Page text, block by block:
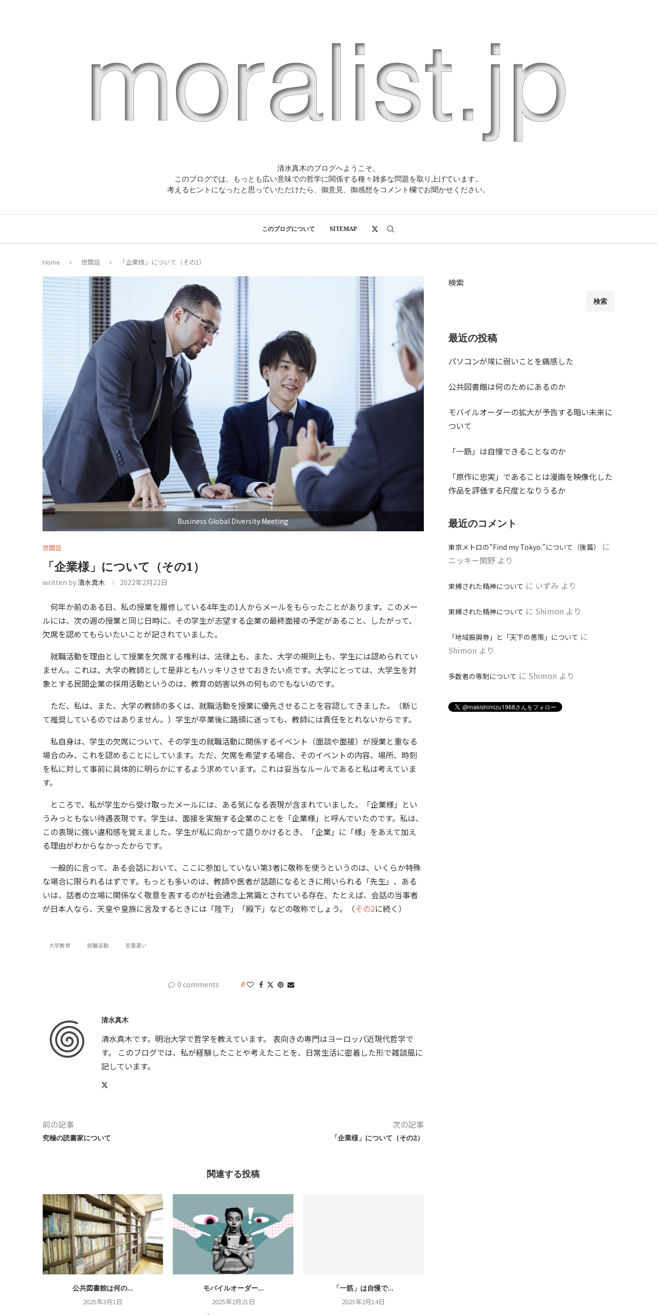
清水真木のブログへようこそ。
このブログでは、もっとも広い意味での哲学に関係する種々雑多な問題を取り上げています。
考えるヒントになったと思っていただけたら、御意見、御感想をコメント欄でお聞かせください。
このブログについて SITEMAP
Home 世間話 「企業様」について（その1）
Business Global Diversity Meeting
世間話
「企業様」について（その1）
written by清水真木 2022年2月22日
何年か前のある日、私の授業を履修している4年生の1人からメールをもらったことがあります。このメー
ルには、次の週の授業と同じ日時に、その学生が志望する企業の最終面接の予定があること、したがって、
欠席を認めてもらいたいことが記されていました。
就職活動を理由として授業を欠席する権利は、法律上も、また、大学の規則上も、学生には認められてい
ません。これは、大学の教師として是非ともハッキリさせておきたい点です。大学にとっては、大学生を対
象とする民間企業の採用活動というのは、教育の妨害以外の何ものでもないのです。
ただ、私は、また、大学の教師の多くは、就職活動を授業に優先させることを容認してきました。（断じ
て推奨しているのではありません。）学生が卒業後に路頭に迷っても、教師には責任をとれないからです。
私自身は、学生の欠席について、その学生の就職活動に関係するイベント（面談や面接）が授業と重なる
場合のみ、これを認めることにしています。ただ、欠席を希望する場合、そのイベントの内容、場所、時刻
を私に対して事前に具体的に明らかにするよう求めています。これは妥当なルールであると私は考えていま
す。
ところで、私が学生から受け取ったメールには、ある気になる表現が含まれていました。「企業様」とい
うみっともない待遇表現です。学生は、面接を実施する企業のことを「企業様」と呼んでいたのです。私は、
この表現に強い違和感を覚えました。学生が私に向かって語りかけるとき、「企業」に「様」をあえて加え
る理由がわからなかったからです。
一般的に言って、ある会話において、ここに参加していない第3者に敬称を使うというのは、いくらか特殊
な場合に限られるはずです。もっとも多いのは、教師や医者が話題になるときに用いられる「先生」、ある
いは、話者の立場に関係なく敬意を表するのが社会通念上常識とされている存在、たとえば、会話の当事者
が日本人なら、天皇や皇族に言及するときには「陛下」「殿下」などの敬称でしょう。（その2に続く）
大学教育 就職活動 言葉遣い
0 comments 0
清水真木
清水真木です。明治大学で哲学を教えています。 表向きの専門はヨーロッパ近現代哲学で
す。 このブログでは、私が経験したことや考えたことを、日常生活に密着した形で雑談風に
記しています。
前の記事
究極の読書家について
次の記事
「企業様」について（その2）
関連する投稿
公共図書館は何の...
2025年3月1日
モバイルオーダー...
2025年2月21日
「一筋」は自慢で...
2025年2月14日
検索
検索
最近の投稿
パソコンが埃に弱いことを痛感した
公共図書館は何のためにあるのか
モバイルオーダーの拡大が予告する暗い未来に
ついて
「一筋」は自慢できることなのか
「原作に忠実」であることは漫画を映像化した
作品を評価する尺度となりうるか
最近のコメント
東京メトロの”Find my Tokyo.”について（後篇）
に
ニッキー関野 より
束縛された精神について に いずみ より
束縛された精神について に Shimon より
「地域振興券」と「天下の愚策」について に
Shimon より
多数者の専制について に Shimon より